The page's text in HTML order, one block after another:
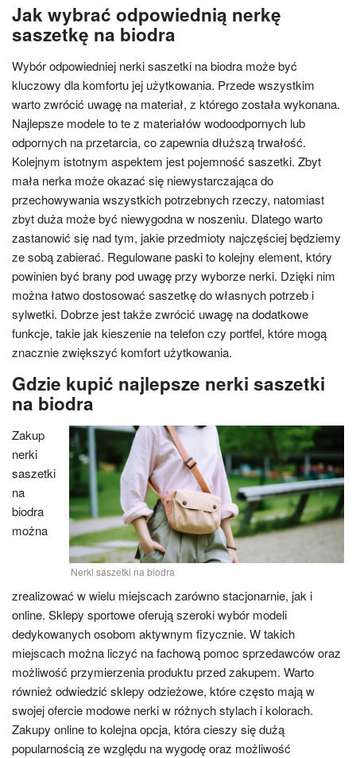
Jak wybrać odpowiednią nerkę
saszetkę na biodra
Wybór odpowiedniej nerki saszetki na biodra może być
kluczowy dla komfortu jej użytkowania. Przede wszystkim
warto zwrócić uwagę na materiał, z którego została wykonana.
Najlepsze modele to te z materiałów wodoodpornych lub
odpornych na przetarcia, co zapewnia dłuższą trwałość.
Kolejnym istotnym aspektem jest pojemność saszetki. Zbyt
mała nerka może okazać się niewystarczająca do
przechowywania wszystkich potrzebnych rzeczy, natomiast
zbyt duża może być niewygodna w noszeniu. Dlatego warto
zastanowić się nad tym, jakie przedmioty najczęściej będziemy
ze sobą zabierać. Regulowane paski to kolejny element, który
powinien być brany pod uwagę przy wyborze nerki. Dzięki nim
można łatwo dostosować saszetkę do własnych potrzeb i
sylwetki. Dobrze jest także zwrócić uwagę na dodatkowe
funkcje, takie jak kieszenie na telefon czy portfel, które mogą
znacznie zwiększyć komfort użytkowania.
Gdzie kupić najlepsze nerki saszetki
na biodra
Nerki saszetki na biodra
Zakup
nerki
saszetki
na
biodra
można
zrealizować w wielu miejscach zarówno stacjonarnie, jak i
online. Sklepy sportowe oferują szeroki wybór modeli
dedykowanych osobom aktywnym fizycznie. W takich
miejscach można liczyć na fachową pomoc sprzedawców oraz
możliwość przymierzenia produktu przed zakupem. Warto
również odwiedzić sklepy odzieżowe, które często mają w
swojej ofercie modowe nerki w różnych stylach i kolorach.
Zakupy online to kolejna opcja, która cieszy się dużą
popularnością ze względu na wygodę oraz możliwość